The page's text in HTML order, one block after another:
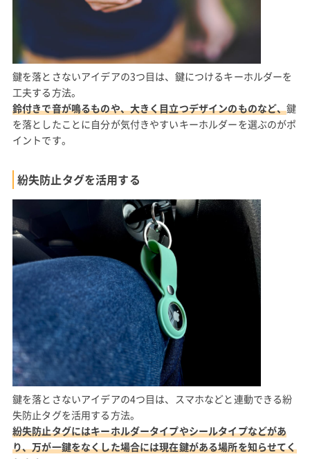
鍵を落とさないアイデアの3つ目は、鍵につけるキーホルダーを
工夫する方法。
鈴付きで音が鳴るものや、大きく目立つデザインのものなど、鍵
を落としたことに自分が気付きやすいキーホルダーを選ぶのがポ
イントです。
紛失防止タグを活用する
鍵を落とさないアイデアの4つ目は、スマホなどと連動できる紛
失防止タグを活用する方法。
紛失防止タグにはキーホルダータイプやシールタイプなどがあ
り、万が一鍵をなくした場合には現在鍵がある場所を知らせてく